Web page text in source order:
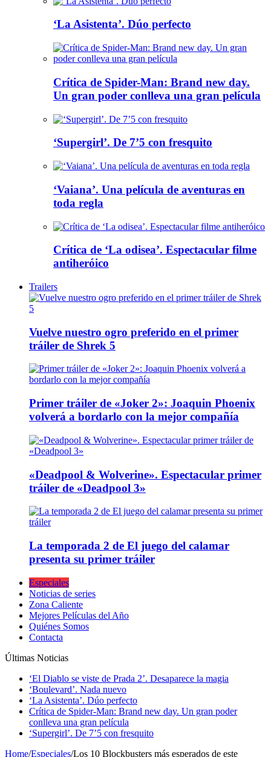
‘La Asistenta’. Dúo perfecto
Crítica de Spider-Man: Brand new day.
Un gran poder conlleva una gran película
‘Supergirl’. De 7’5 con fresquito
‘Vaiana’. Una película de aventuras en
toda regla
Crítica de ‘La odisea’. Espectacular filme
antiheróico
Trailers
Vuelve nuestro ogro preferido en el primer
tráiler de Shrek 5
Primer tráiler de «Joker 2»: Joaquin Phoenix
volverá a bordarlo con la mejor compañía
«Deadpool & Wolverine». Espectacular primer
tráiler de «Deadpool 3»
La temporada 2 de El juego del calamar
presenta su primer tráiler
Especiales
Noticias de series
Zona Caliente
Mejores Películas del Año
Quiénes Somos
Contacta
Últimas Noticias
‘El Diablo se viste de Prada 2’. Desaparece la magia
‘Boulevard’. Nada nuevo
‘La Asistenta’. Dúo perfecto
Crítica de Spider-Man: Brand new day. Un gran poder
conlleva una gran película
‘Supergirl’. De 7’5 con fresquito
Home/Especiales/Los 10 Blockbusters más esperados de este